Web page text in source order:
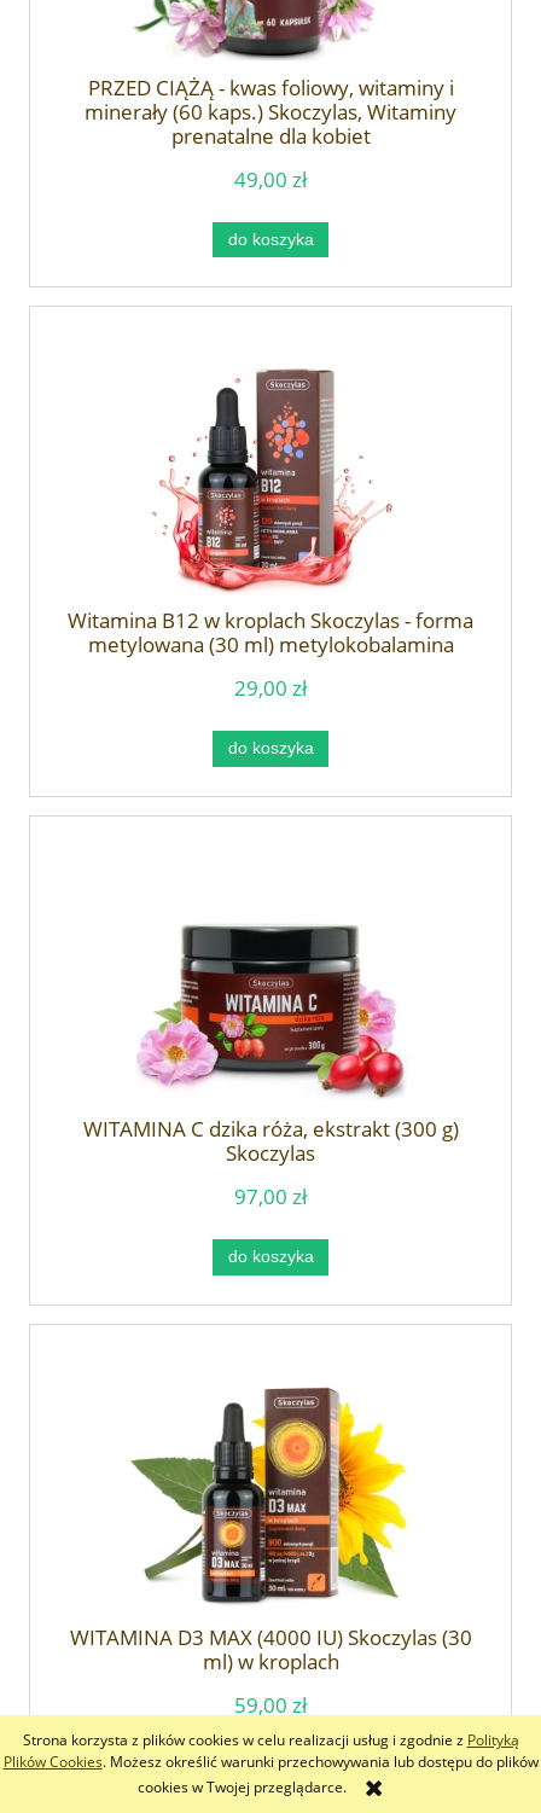
Strona korzysta z plików cookies w celu realizacji usług i zgodnie z Polityką
Plików Cookies. Możesz określić warunki przechowywania lub dostępu do plików
cookies w Twojej przeglądarce.
PRZED CIĄŻĄ - kwas foliowy, witaminy i
minerały (60 kaps.) Skoczylas, Witaminy
prenatalne dla kobiet
49,00 zł
do koszyka
Witamina B12 w kroplach Skoczylas - forma
metylowana (30 ml) metylokobalamina
29,00 zł
do koszyka
WITAMINA C dzika róża, ekstrakt (300 g)
Skoczylas
97,00 zł
do koszyka
WITAMINA D3 MAX (4000 IU) Skoczylas (30
ml) w kroplach
59,00 zł
do koszyka